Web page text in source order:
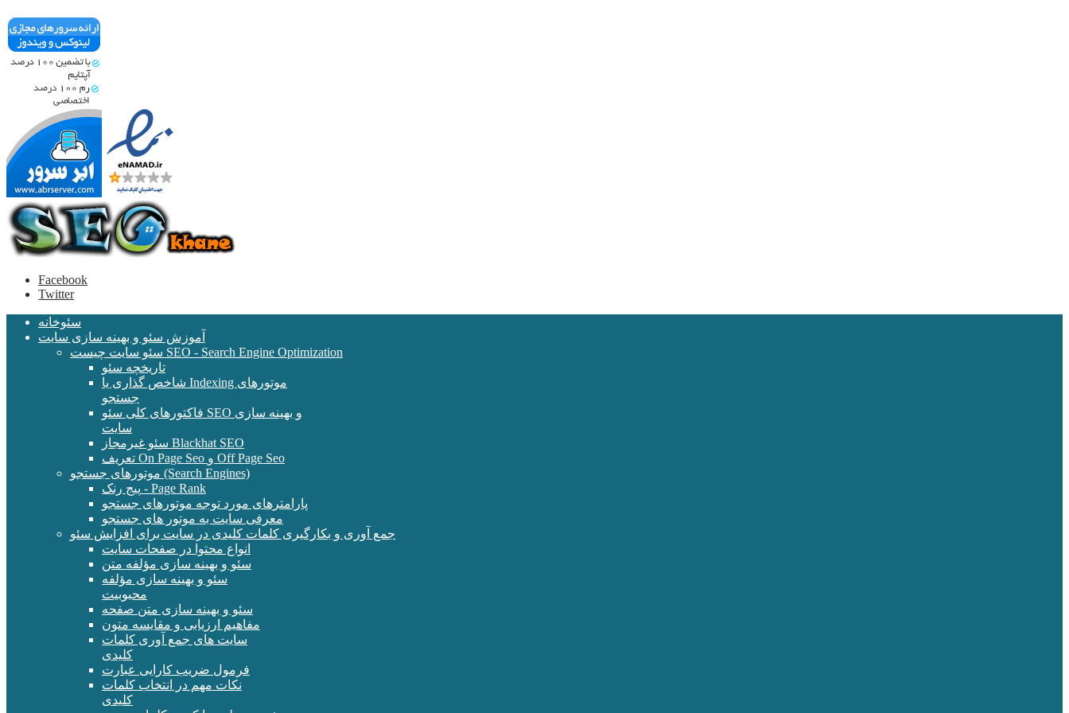
Facebook
Twitter
سئوخانه
آموزش سئو و بهینه سازی سایت
سئو سایت چیست SEO - Search Engine Optimization
تاریخچه سئو
شاخص گذاری یا Indexing موتورهای
جستجو
فاکتورهای کلی سئو SEO و بهینه سازی
سایت
سئو غیرمجاز Blackhat SEO
تعریف On Page Seo و Off Page Seo
موتورهای جستجو (Search Engines)
پیج رنک - Page Rank
پارامترهای مورد توجه موتورهای جستجو
معرفی سایت به موتور های جستجو
جمع آوری و بکارگیری کلمات کلیدی در سایت برای افزایش سئو
انواع محتوا در صفحات سایت
سئو و بهینه سازی مؤلفه متن
سئو و بهینه سازی مؤلفه
محبوبیت
سئو و بهینه سازی متن صفحه
مفاهیم ارزیابی و مقایسه متون
سایت های جمع آوری کلمات
کلیدی
فرمول ضریب کارایی عبارت
نکات مهم در انتخاب کلمات
کلیدی